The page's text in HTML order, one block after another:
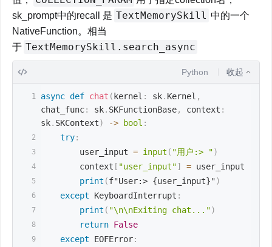
sk_prompt中的recall 是 TextMemorySkill 中的一个
NativeFunction。相当
于 TextMemorySkill.search_async
Python 收起
async def chat ( kernel : sk. Kernel ,
chat_func: sk. SKFunctionBase, context :
sk. SKContext) -> bool :
try:
        user_input
= input ( "用户:> ")
        context
[ "user_input"] = user_input
print (f"User:> {user_input}")
except KeyboardInterrupt :
print ( "\n\nExiting chat...")
return False
except EOFError: